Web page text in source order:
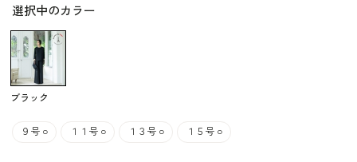
選択中のカラー
ブラック
９号 ○ １１号 ○ １３号 ○ １５号 ○